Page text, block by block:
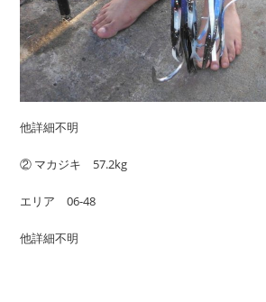
他詳細不明
② マカジキ 57.2kg
エリア 06-48
他詳細不明